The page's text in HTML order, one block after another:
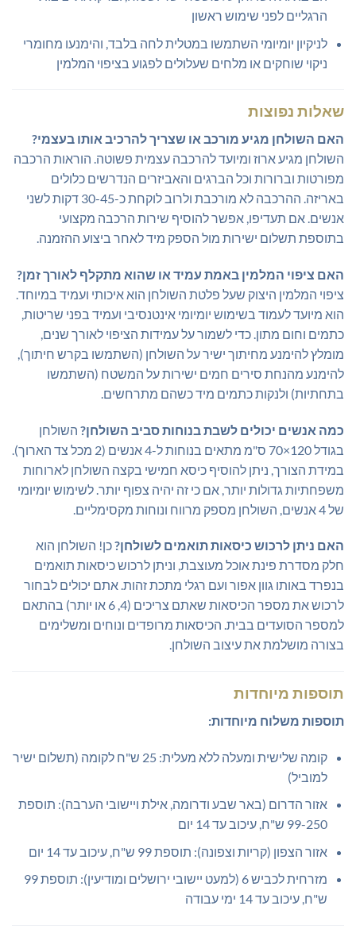
הרגליים לפני שימוש ראשון
לניקיון יומיומי השתמשו במטלית לחה בלבד, והימנעו מחומרי
ניקוי שוחקים או מלחים שעלולים לפגוע בציפוי המלמין
שאלות נפוצות
האם השולחן מגיע מורכב או שצריך להרכיב אותו בעצמי?
השולחן מגיע ארוז ומיועד להרכבה עצמית פשוטה. הוראות הרכבה
מפורטות וברורות וכל הברגים והאביזרים הנדרשים כלולים
באריזה. ההרכבה לא מורכבת ולרוב לוקחת כ-30-45 דקות לשני
אנשים. אם תעדיפו, אפשר להוסיף שירות הרכבה מקצועי
בתוספת תשלום ישירות מול הספק מיד לאחר ביצוע ההזמנה.
האם ציפוי המלמין באמת עמיד או שהוא מתקלף לאורך זמן?
ציפוי המלמין היצוק שעל פלטת השולחן הוא איכותי ועמיד במיוחד.
הוא מיועד לעמוד בשימוש יומיומי אינטנסיבי ועמיד בפני שריטות,
כתמים וחום מתון. כדי לשמור על עמידות הציפוי לאורך שנים,
מומלץ להימנע מחיתוך ישיר על השולחן (השתמשו בקרש חיתוך),
להימנע מהנחת סירים חמים ישירות על המשטח (השתמשו
בתחתיות) ולנקות כתמים מיד כשהם מתרחשים.
כמה אנשים יכולים לשבת בנוחות סביב השולחן? השולחן
בגודל 120×70 ס"מ מתאים בנוחות ל-4 אנשים (2 מכל צד הארוך).
במידת הצורך, ניתן להוסיף כיסא חמישי בקצה השולחן לארוחות
משפחתיות גדולות יותר, אם כי זה יהיה צפוף יותר. לשימוש יומיומי
של 4 אנשים, השולחן מספק מרווח ונוחות מקסימליים.
האם ניתן לרכוש כיסאות תואמים לשולחן?כן! השולחן הוא
חלק מסדרת פינת אוכל מעוצבת, וניתן לרכוש כיסאות תואמים
בנפרד באותו גוון אפור ועם רגלי מתכת זהות. אתם יכולים לבחור
לרכוש את מספר הכיסאות שאתם צריכים (4, 6 או יותר) בהתאם
למספר הסועדים בבית. הכיסאות מרופדים ונוחים ומשלימים
בצורה מושלמת את עיצוב השולחן.
תוספות מיוחדות
תוספות משלוח מיוחדות:
קומה שלישית ומעלה ללא מעלית: 25 ש"ח לקומה (תשלום ישיר
למוביל)
אזור הדרום (באר שבע ודרומה, אילת ויישובי הערבה): תוספת
99-250 ש"ח, עיכוב עד 14 יום
אזור הצפון (קריות וצפונה): תוספת 99 ש"ח, עיכוב עד 14 יום
מזרחית לכביש 6 (למעט יישובי ירושלים ומודיעין): תוספת 99
ש"ח, עיכוב עד 14 ימי עבודה